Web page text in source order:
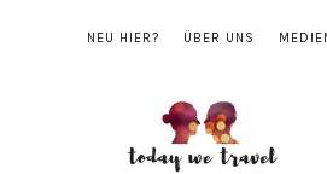
NEU HIER? ÜBER UNS